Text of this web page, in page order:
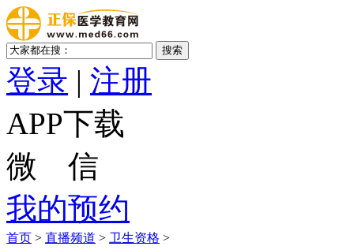
登录 | 注册
APP下载
微 信
我的预约
首页 > 直播频道 > 卫生资格 >